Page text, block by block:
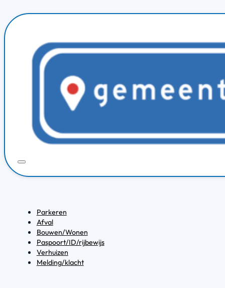
Parkeren
Afval
Bouwen/Wonen
Paspoort/ID/rijbewijs
Verhuizen
Melding/klacht